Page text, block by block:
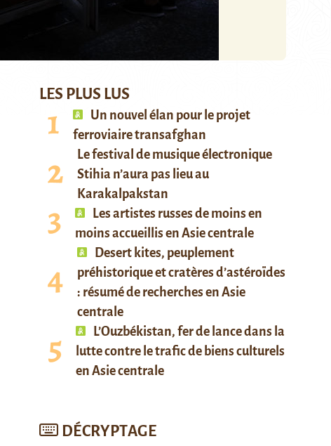
LES PLUS LUS
Un nouvel élan pour le projet
ferroviaire transafghan
Le festival de musique électronique
Stihia n’aura pas lieu au
Karakalpakstan
Les artistes russes de moins en
moins accueillis en Asie centrale
Desert kites, peuplement
préhistorique et cratères d’astéroïdes
: résumé de recherches en Asie
centrale
L’Ouzbékistan, fer de lance dans la
lutte contre le trafic de biens culturels
en Asie centrale
DÉCRYPTAGE